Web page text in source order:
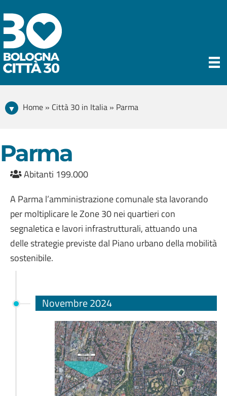
Home » Città 30 in Italia » Parma
Parma
Abitanti 199.000
A Parma l’amministrazione comunale sta lavorando
per moltiplicare le Zone 30 nei quartieri con
segnaletica e lavori infrastrutturali, attuando una
delle strategie previste dal Piano urbano della mobilità
sostenibile.
Novembre 2024